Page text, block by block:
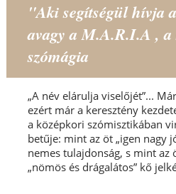
"Aki segítségül hívja
avagy a M.A.R.I.A , a
szómágia
„A név elárulja viselőjét”...
ezért már a keresztény
a középkori szómisztikában
betűje: mint az öt „igen nagy
nemes tulajdonság, s mint az
„nömös és drágalátos” kő